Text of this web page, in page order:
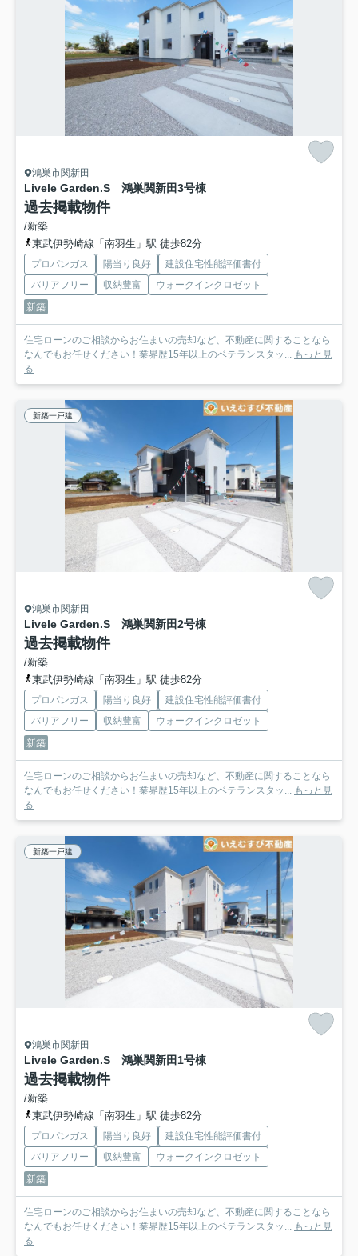
鴻巣市関新田
Livele Garden.S 鴻巣関新田3号棟
過去掲載物件
/新築
東武伊勢崎線「南羽生」駅 徒歩82分
プロパンガス 陽当り良好
建設住宅性能評価書付
バリアフリー
収納豊富
ウォークインクロゼット
新築
住宅ローンのご相談からお住まいの売却など、不動産に関することなら
なんでもお任せください！業界歴15年以上のベテランスタッ...
もっと見
る
新築一戸建
鴻巣市関新田
Livele Garden.S 鴻巣関新田2号棟
過去掲載物件
/新築
東武伊勢崎線「南羽生」駅 徒歩82分
プロパンガス 陽当り良好
建設住宅性能評価書付
バリアフリー
収納豊富
ウォークインクロゼット
新築
住宅ローンのご相談からお住まいの売却など、不動産に関することなら
なんでもお任せください！業界歴15年以上のベテランスタッ...
もっと見
る
新築一戸建
鴻巣市関新田
Livele Garden.S 鴻巣関新田 1号棟
過去掲載物件
/新築
東武伊勢崎線「南羽生」駅 徒歩82分
プロパンガス 陽当り良好
建設住宅性能評価書付
バリアフリー
収納豊富
ウォークインクロゼット
新築
住宅ローンのご相談からお住まいの売却など、不動産に関することなら
なんでもお任せください！業界歴15年以上のベテランスタッ...
もっと見
る